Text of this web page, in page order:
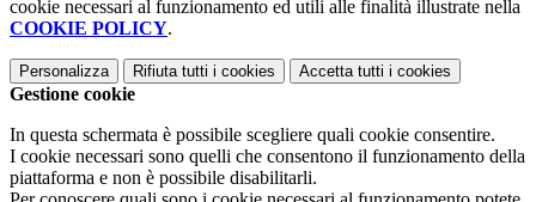
cookie necessari al funzionamento ed utili alle finalità illustrate nella
COOKIE POLICY.
Personalizza Rifiuta tutti i cookies Accetta tutti i cookies
Gestione cookie
In questa schermata è possibile scegliere quali cookie consentire.
I cookie necessari sono quelli che consentono il funzionamento della
piattaforma e non è possibile disabilitarli.